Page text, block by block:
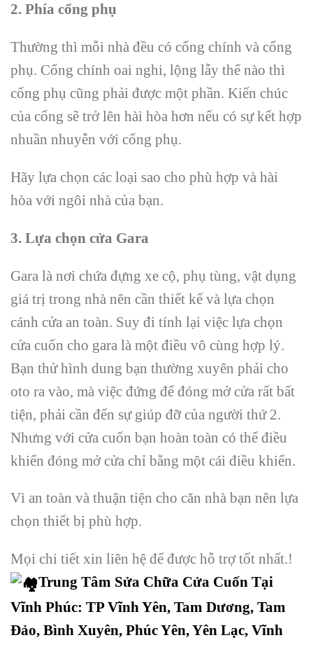
2. Phía cổng phụ
Thường thì mỗi nhà đều có cổng chính và cổng
phụ. Cổng chính oai nghi, lộng lẫy thế nào thì
cổng phụ cũng phải được một phần. Kiến chúc
của cổng sẽ trở lên hài hòa hơn nếu có sự kết hợp
nhuần nhuyễn với cổng phụ.
Hãy lựa chọn các loại sao cho phù hợp và hài
hòa với ngôi nhà của bạn.
3. Lựa chọn cửa Gara
Gara là nơi chứa đựng xe cộ, phụ tùng, vật dụng
giá trị trong nhà nên cần thiết kế và lựa chọn
cánh cửa an toàn. Suy đi tính lại việc lựa chọn
cửa cuốn cho gara là một điều vô cùng hợp lý.
Bạn thử hình dung bạn thường xuyên phải cho
oto ra vào, mà việc đứng để đóng mở cửa rất bất
tiện, phải cần đến sự giúp đỡ của người thứ 2.
Nhưng với cửa cuốn bạn hoàn toàn có thể điều
khiển đóng mở cửa chỉ bằng một cái điều khiển.
Vì an toàn và thuận tiện cho căn nhà bạn nên lựa
chọn thiết bị phù hợp.
Mọi chi tiết xin liên hệ để được hỗ trợ tốt nhất.!
Trung Tâm Sửa Chữa Cửa Cuốn Tại
Vĩnh Phúc: TP Vĩnh Yên, Tam Dương, Tam
Đảo, Bình Xuyên, Phúc Yên, Yên Lạc, Vĩnh